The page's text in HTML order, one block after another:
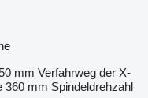
mm Verfahrweg der X-
360 mm Spindeldrehzahl